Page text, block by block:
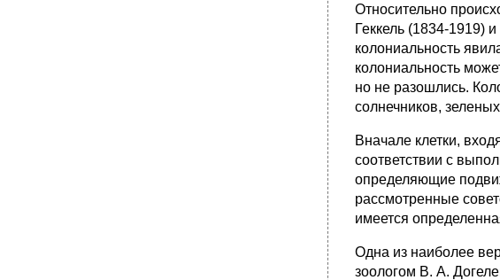
Относительно
Геккель (1834-1919)
колониальность
колониальность
но не разошлись.
солнечников,
Вначале клетки,
соответствии с
определяющие
рассмотренные
имеется
Одна из наиболее
зоологом В. А.